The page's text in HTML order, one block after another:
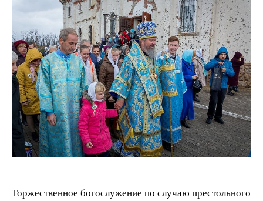
Торжественное богослужение по случаю престольного